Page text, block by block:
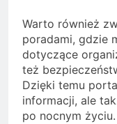
Warto również
poradami, gdzie
dotyczące
też
Dzięki temu
informacji, ale
po nocnym życiu.